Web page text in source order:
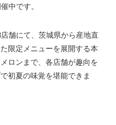
中です。
舗にて、茨城県から産地直
限定メニューを展開する本
ロンまで、各店舗が趣向を
初夏の味覚を堪能できま